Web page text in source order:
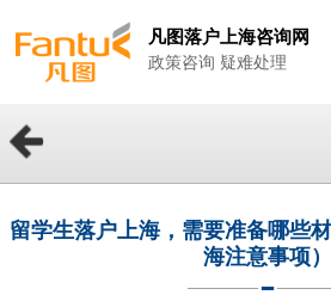
凡图落户上海咨询网
政策咨询 疑难处理
留学生落户上海，需要准备哪些
海注意事项）